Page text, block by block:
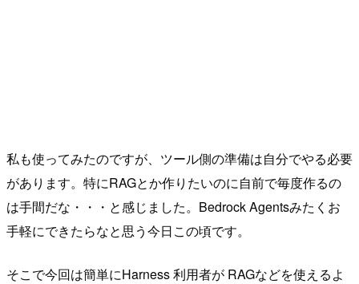
私も使ってみたのですが、ツール側の準備は自分でやる必要
があります。特にRAGとか作りたいのに自前で毎度作るの
は手間だな・・・と感じました。Bedrock Agentsみたくお
手軽にできたらなと思う今日この頃です。
そこで今回は簡単にHarness 利用者が RAGなどを使えるよ